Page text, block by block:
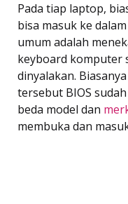
Pada tiap laptop,
bisa masuk ke
umum adalah
keyboard komputer
dinyalakan.
tersebut BIOS
beda model dan
membuka dan